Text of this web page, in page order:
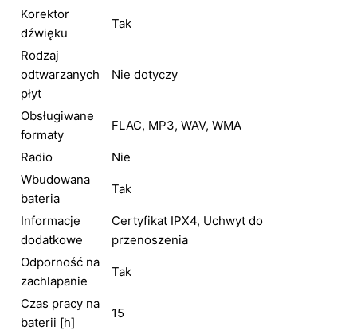
Korektor
dźwięku
Tak
Rodzaj
odtwarzanych
płyt
Nie dotyczy
Obsługiwane
formaty
FLAC, MP3, WAV, WMA
Radio
Nie
Wbudowana
bateria
Tak
Informacje
dodatkowe
Certyfikat IPX4, Uchwyt do
przenoszenia
Odporność na
zachlapanie
Tak
Czas pracy na
baterii [h]
15